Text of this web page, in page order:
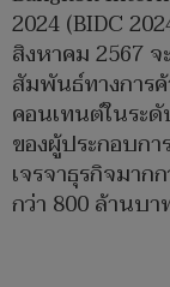
2024 (BIDC
สิงหาคม 2567 จ
สัมพันธ์ทางการ
คอนเทนต์ในระ
ของผู้ประกอบก
เจรจาธุรกิจมาก
กว่า 800 ล้านบา